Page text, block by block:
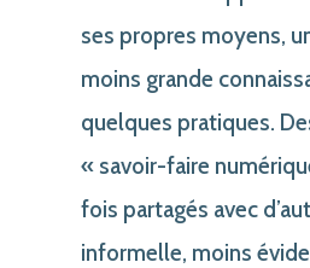
ses propres moyens,
moins grande
quelques pratiques.
« savoir-faire
fois partagés avec
informelle, moins